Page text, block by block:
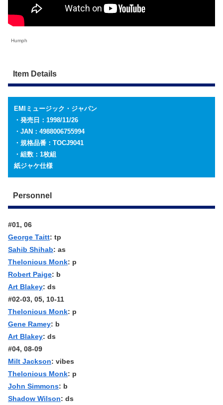
Humph
Item Details
EMIミュージック・ジャパン
・発売日：1998/11/26
・JAN：4988006755994
・規格品番：TOCJ9041
・組数：1枚組
紙ジャケ仕様
Personnel
#01, 06
George Taitt: tp
Sahib Shihab: as
Thelonious Monk: p
Robert Paige: b
Art Blakey: ds
#02-03, 05, 10-11
Thelonious Monk: p
Gene Ramey: b
Art Blakey: ds
#04, 08-09
Milt Jackson: vibes
Thelonious Monk: p
John Simmons: b
Shadow Wilson: ds